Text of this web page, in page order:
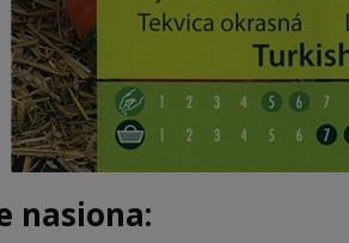
nasiona: